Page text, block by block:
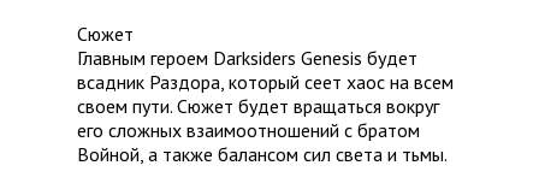
Сюжет
Главным героем Darksiders Genesis будет
всадник Раздора, который сеет хаос на всем
своем пути. Сюжет будет вращаться вокруг
его сложных взаимоотношений с братом
Войной, а также балансом сил света и тьмы.